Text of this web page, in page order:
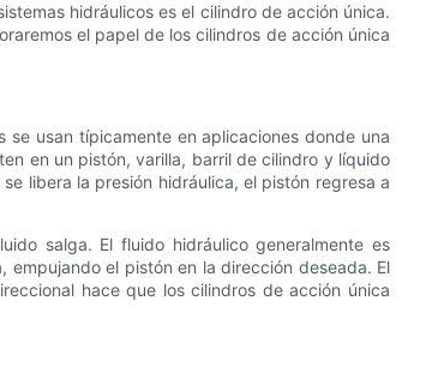
hidráulicos es el cilindro de acción única.
el papel de los cilindros de acción única
usan típicamente en aplicaciones donde una
en un pistón, varilla, barril de cilindro y líquido
libera la presión hidráulica, el pistón regresa a
salga. El fluido hidráulico generalmente es
el pistón en la dirección deseada. El
hace que los cilindros de acción única